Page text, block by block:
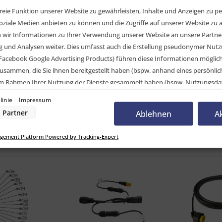
17-polig, Buchse, vorverkabelt, für
Systems GmbH
17-polig, Buchse, vorverkabelt, für
Funktion unserer Website zu gewährleisten, Inhalte und Anzeigen zu
Medien anbieten zu können und die Zugriffe auf unserer Website zu
wir Informationen zu Ihrer Verwendung unserer Website an unsere
und Analysen weiter. Dies umfasst auch die Erstellung pseudonymer
Google Advertising Products) führen diese Informationen
die Sie ihnen bereitgestellt haben (bspw. anhand eines
Rahmen Ihrer Nutzung der Dienste gesammelt haben (bspw.
Button links unten klicken und dort die entsprechenden Anpassungen
durch unsere Partner:
Zugriff auf Informationen auf einem Endgerät
zur Personalisierung von Inhalten
Profilen zur Auswahl personalisierter Inhalte
von Inhalten
durch Statistiken oder Kombinationen von Daten aus verschiedenen Quellen
Verbesserung der Angebote
Daten zur Auswahl von Inhalten
Impressum
Partner Ablehnen
Platform Powered by Tracking-Expert